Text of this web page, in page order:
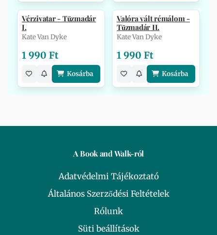
Vérzivatar - Tűzmadár
I.
Kate Van Dyke
1 990 Ft
Kosárba
Valóra vált rémálom -
Tűzmadár II.
Kate Van Dyke
1 990 Ft
Kosárba
A Book and Walk-ról
Adatvédelmi Tájékoztató
Általános Szerződési Feltételek
Rólunk
Süti beállítások